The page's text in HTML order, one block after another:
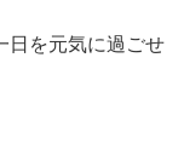
日を元気に過ごせ